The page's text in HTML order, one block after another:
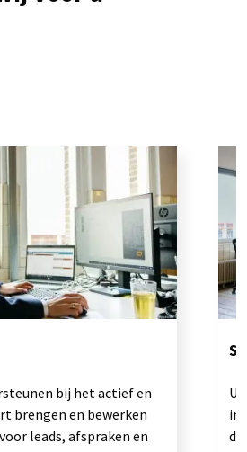
bij het actief en
brengen en bewerken
leads, afspraken en
in